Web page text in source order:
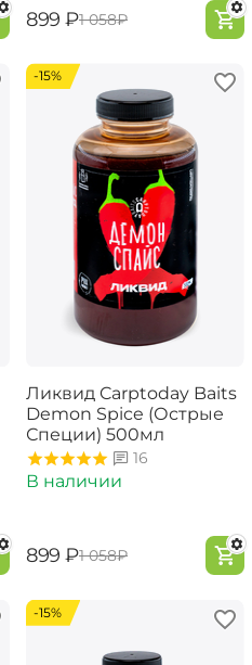
‍899‍ ₽‍1 058‍₽
-15%
Ликвид Carptoday Baits
Demon Spice (Острые
Специи) 500мл
16
В наличии
‍899‍ ₽‍1 058‍₽
-15%